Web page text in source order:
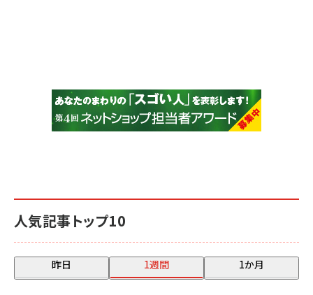
人気記事トップ10
昨日 1週間 1か月